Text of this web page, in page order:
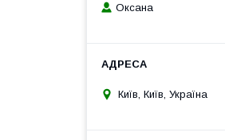
Оксана
Київ, Київ, Україна